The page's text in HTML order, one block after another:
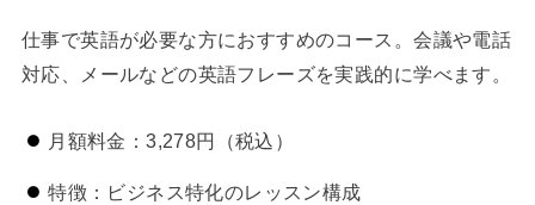
仕事で英語が必要な方におすすめのコース。会議や電話
対応、メールなどの英語フレーズを実践的に学べます。
月額料金：3,278円（税込）
特徴：ビジネス特化のレッスン構成